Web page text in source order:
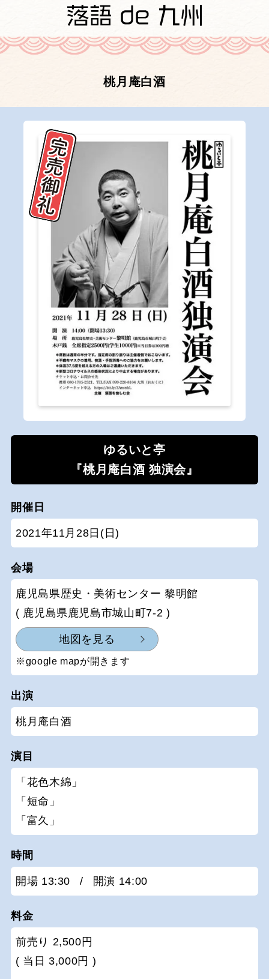
桃月庵白酒
ゆるいと亭
『桃月庵白酒 独演会』
開催日
2021年11月28日(日)
会場
鹿児島県歴史・美術センター 黎明館
( 鹿児島県鹿児島市城山町7-2 )
地図を見る
※google mapが開きます
出演
桃月庵白酒
演目
「花色木綿」
「短命」
「富久」
時間
開場 13:30 / 開演 14:00
料金
前売り 2,500円
( 当日 3,000円 )